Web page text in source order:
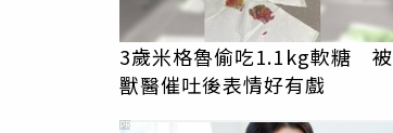
3歲米格魯偷吃1.1kg軟糖 被
獸醫催吐後表情好有戲
PR